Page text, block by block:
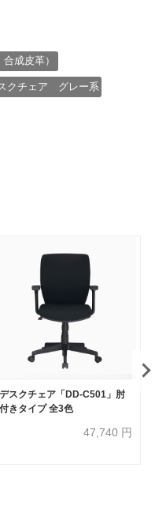
成皮革）
クチェア グレー系
デスクチェア「DD-C501」肘
付きタイプ 全3色
47,740 円